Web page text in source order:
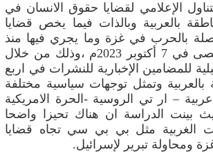
الإعلامي لقضايا حقوق الانسان في
بالعربية وبالذات فيما يخص قضايا
بالحرب في غزة وما يجري فيها منذ
انطلاق طوفان الأقصى في 7 أكتوبر 2023م ،وذلك من خلال
للمضامين الإخبارية للنشرات في اربع
بالعربية وتمثل توجهات سياسية مختلفة
– ار تي الروسية -الحرة الامريكية
حيث بينت الدراسة ان هناك تحيزا واضحا
الغربية مثل بي بي سي تجاه قضايا
ومحاولة تبرير لإسرائيل.